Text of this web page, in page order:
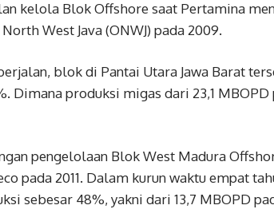
kelola Blok Offshore saat Pertamina
West Java (ONWJ) pada 2009.
blok di Pantai Utara Jawa Barat
Dimana produksi migas dari 23,1
pengelolaan Blok West Madura
pada 2011. Dalam kurun waktu empat
sebesar 48%, yakni dari 13,7 MBOPD